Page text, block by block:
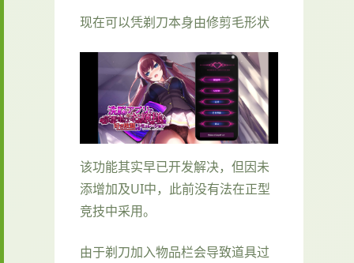
现在可以凭剃刀本身由修剪毛形状
该功能其实早已开发解决，但因未
添增加及UI中，此前没有法在正型
竞技中采用。
由于剃刀加入物品栏会导致道具过